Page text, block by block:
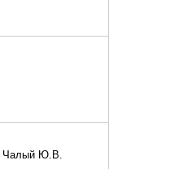
Чалый Ю.В.